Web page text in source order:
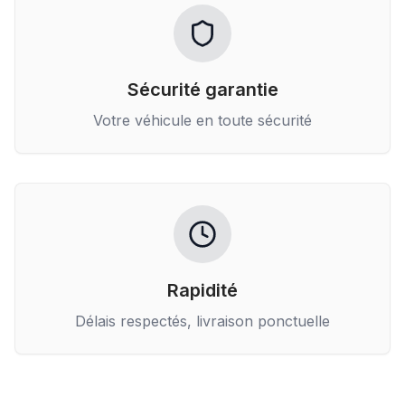
Sécurité garantie
Votre véhicule en toute sécurité
Rapidité
Délais respectés, livraison ponctuelle